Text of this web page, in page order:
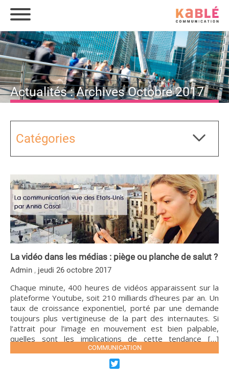
Actualités : Archives Octobre 2017
Catégories
La vidéo dans les médias : piège ou planche de salut ?
Admin , jeudi 26 octobre 2017
Chaque minute, 400 heures de vidéos apparaissent sur la
plateforme Youtube, soit 210 milliards d’heures par an. Un
taux de croissance exponentiel, porté par une demande
toujours plus vertigineuse de la part des internautes. Si
l’attrait pour l’image en mouvement est bien palpable,
quelles sont les implications de cette tendance […]
COMMUNICATION